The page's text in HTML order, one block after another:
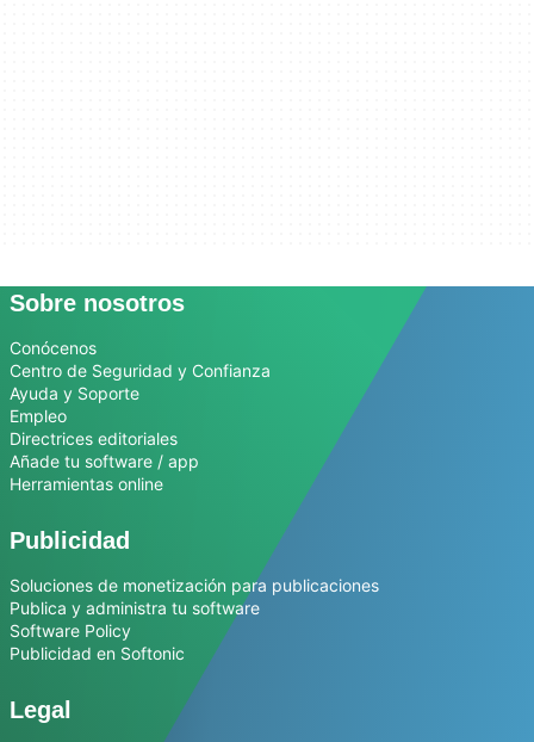
Sobre nosotros
Conócenos
Centro de Seguridad y Confianza
Ayuda y Soporte
Empleo
Directrices editoriales
Añade tu software / app
Herramientas online
Publicidad
Soluciones de monetización para publicaciones
Publica y administra tu software
Software Policy
Publicidad en Softonic
Legal